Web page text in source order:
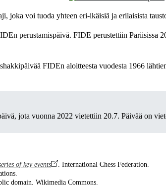
joka voi tuoda yhteen eri-ikäisiä ja erilaisista
perustamispäivä. FIDE perustettiin Pariisissa
FIDEn aloitteesta vuodesta 1966
jota vuonna 2022 vietettiin 20.7. Päivää on
of key events
. International Chess Federation.
domain. Wikimedia Commons.